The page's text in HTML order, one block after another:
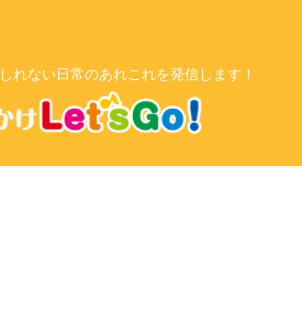
れない日常のあれこれを発信します！